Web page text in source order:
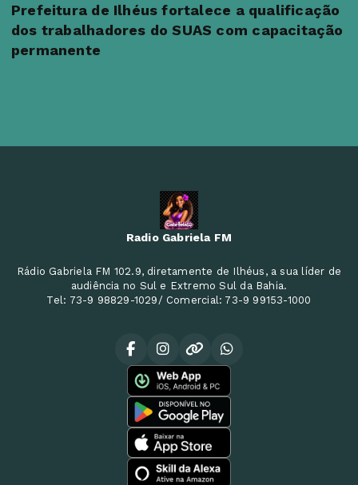
Prefeitura de Ilhéus fortalece a qualificação
dos trabalhadores do SUAS com capacitação
permanente
Radio Gabriela FM
Rádio Gabriela FM 102.9, diretamente de Ilhéus, a sua líder de
audiência no Sul e Extremo Sul da Bahia.
Tel: 73-9 98829-1029/ Comercial: 73-9 99153-1000